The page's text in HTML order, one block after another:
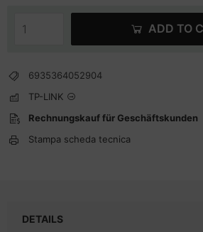
ADD TO
6935364052904
TP-LINK
Rechnungskauf für Geschäftskunden
Stampa scheda tecnica
DETAILS